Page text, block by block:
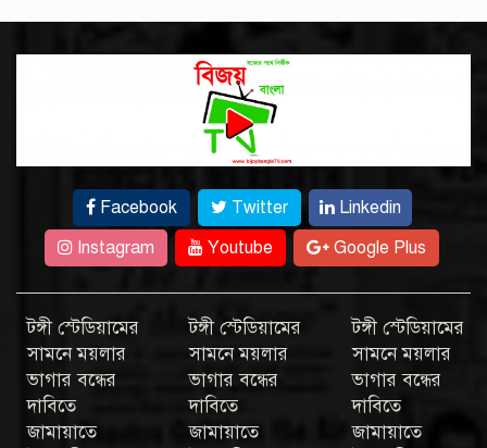
Facebook Twitter
Linkedin
Instagram
Youtube Google Plus
টঙ্গী স্টেডিয়ামের
সামনে ময়লার
ভাগার বন্ধের
দাবিতে
জামায়াতে
টঙ্গী স্টেডিয়ামের
সামনে ময়লার
ভাগার বন্ধের
দাবিতে
জামায়াতে
টঙ্গী স্টেডিয়ামের
সামনে ময়লার
ভাগার বন্ধের
দাবিতে
জামায়াতে